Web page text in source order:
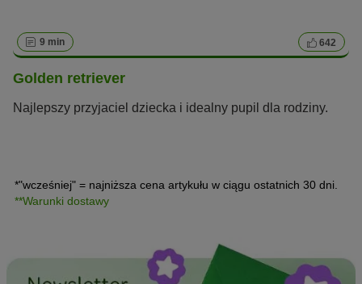
9 min 642
Golden retriever
Najlepszy przyjaciel dziecka i idealny pupil dla rodziny.
*"wcześniej" = najniższa cena artykułu w ciągu ostatnich 30 dni.
**Warunki dostawy